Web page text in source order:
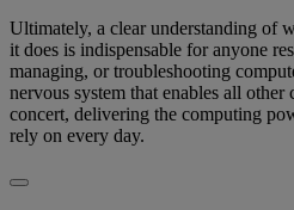
Ultimately, a clear understanding of
it does is indispensable for anyone
managing, or troubleshooting
nervous system that enables all
concert, delivering the computing
rely on every day.